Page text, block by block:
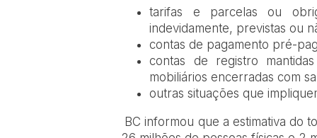
tarifas e parcelas ou
indevidamente, previstas ou
contas de pagamento pré-
contas de registro
mobiliários encerradas com
outras situações que
BC informou que a estimativa do